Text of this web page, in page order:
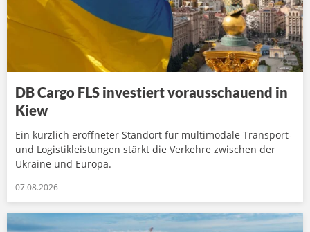
DB Cargo FLS investiert vorausschauend in
Kiew
Ein kürzlich eröffneter Standort für multimodale Transport-
und Logistikleistungen stärkt die Verkehre zwischen der
Ukraine und Europa.
07.08.2026